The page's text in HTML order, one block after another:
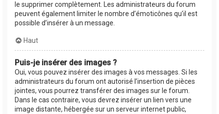
le supprimer complètement. Les administrateurs du forum
peuvent également limiter le nombre d’émoticônes qu’il est
possible d’insérer à un message.
Haut
Puis-je insérer des images ?
Oui, vous pouvez insérer des images à vos messages. Si les
administrateurs du forum ont autorisé l’insertion de pièces
jointes, vous pourrez transférer des images sur le forum.
Dans le cas contraire, vous devrez insérer un lien vers une
image distante, hébergée sur un serveur internet public,